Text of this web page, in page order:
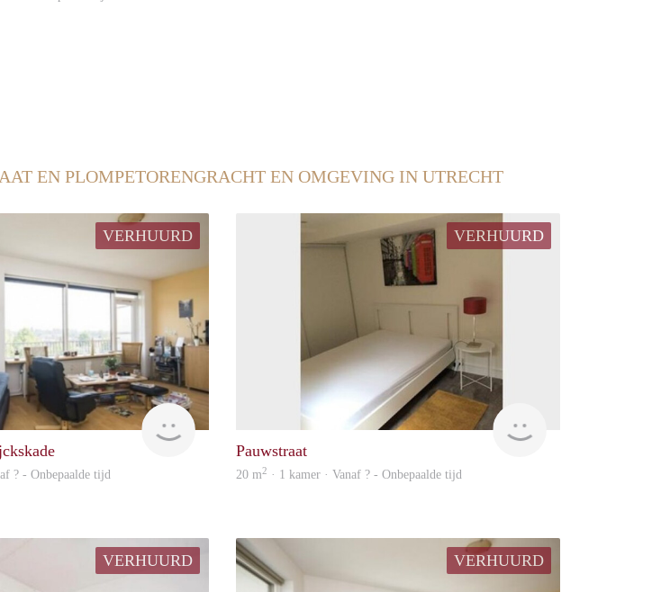
EN PLOMPETORENGRACHT EN OMGEVING IN UTRECHT
VERHUURD
? - Onbepaalde tijd
VERHUURD
Pauwstraat
20 m2 · 1 kamer · Vanaf ? - Onbepaalde tijd
VERHUURD VERHUURD